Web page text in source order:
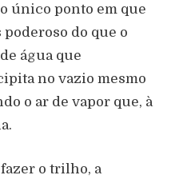
único ponto em que
do que o
água que
no vazio mesmo
o ar de vapor que, à
o trilho, a